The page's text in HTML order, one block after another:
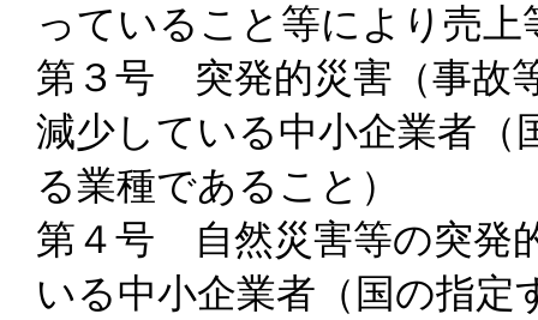
っていること等により売
第３号 突発的災害（事故
減少している中小企業者（
る業種であること）
第４号 自然災害等の突発
いる中小企業者（国の指